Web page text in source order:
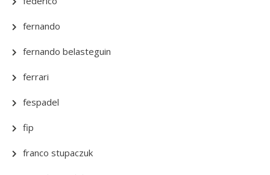
fernando
fernando belasteguin
ferrari
fespadel
fip
franco stupaczuk